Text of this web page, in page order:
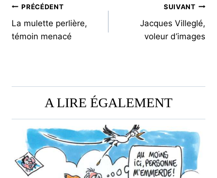
NAVIGATION
DE
PRÉCÉDENT
La mulette perlière,
témoin menacé
SUIVANT
Jacques Villeglé,
voleur d’images
A LIRE ÉGALEMENT